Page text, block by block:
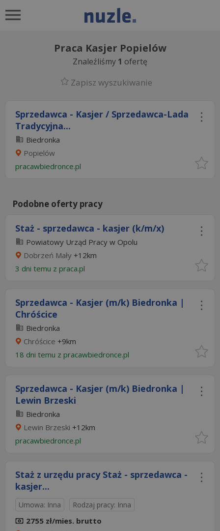
Praca Kasjer Popielów
Znaleźliśmy 1 ofertę
Zapisz wyszukiwanie
Sprzedawca - Kasjer / Sprzedawca-Lada
Tradycyjna...
Biedronka
Popielów
pracawbiedronce.pl
Podobne oferty pracy
Staż - sprzedawca - kasjer (k/m/x)
Powiatowy Urząd Pracy w Opolu
Dobrzeń Mały +12km
3 dni temu z praca.pl
Sprzedawca - Kasjer (m/k) Biedronka |
Chróścice
Biedronka
Chróścice +9km
18 dni temu z pracawbiedronce.pl
Sprzedawca - Kasjer (m/k) Biedronka |
Lewin Brzeski
Biedronka
Lewin Brzeski +12km
pracawbiedronce.pl
Staż z urzędu pracy Staż - sprzedawca -
kasjer...
Umowa: Inna Rodzaj pracy: Inna
2755 zł/mies. brutto